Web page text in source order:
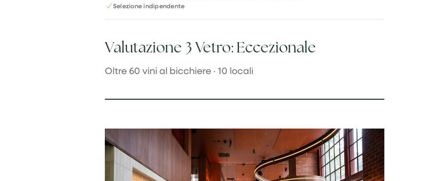
Selezione indipendente
Valutazione 3 Vetro: Eccezionale
Oltre 60 vini al bicchiere · 10 locali